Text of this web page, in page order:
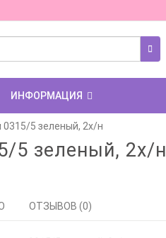
ИНФОРМАЦИЯ
5 зеленый, 2х/н
5 зеленый, 2х/н
ОТЗЫВОВ (0)